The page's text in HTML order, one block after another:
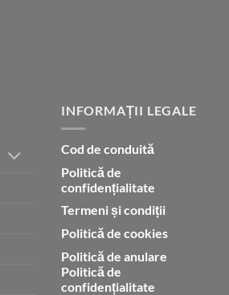
INFORMAȚII LEGALE
Cod de conduită
Politică de
confidențialitate
Termeni și condiții
Politică de cookies
Politică de anulare
Politică de
confidențialitate